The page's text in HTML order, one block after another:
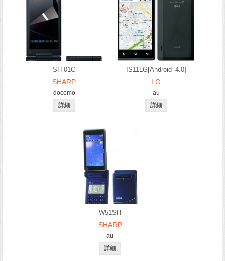
SH-01C
SHARP
docomo
IS11LG[Android_4.0]
LG
au
W51SH
SHARP
au